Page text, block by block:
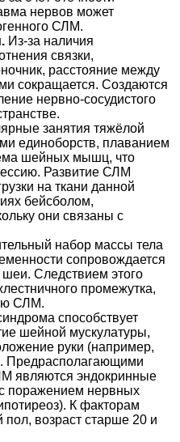
нервов может
СЛМ.
Из-за наличия
связки,
расстояние между
сокращается. Создаются
нервно-сосудистого
занятия тяжёлой
единоборств, плаванием
шейных мышц, что
Развитие СЛМ
на ткани данной
бейсболом,
они связаны с
набор массы тела
сопровождается
Следствием этого
промежутка,
СЛМ.
способствует
шейной мускулатуры,
руки (например,
Предрасполагающими
являются эндокринные
поражением нервных
К факторам
пол, возраст старше 20 и